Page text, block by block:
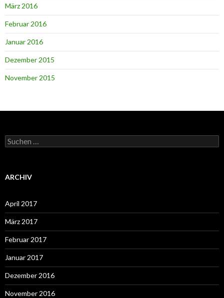
März 2016
Februar 2016
Januar 2016
Dezember 2015
November 2015
Suchen
nach:
ARCHIV
April 2017
März 2017
Februar 2017
Januar 2017
Dezember 2016
November 2016